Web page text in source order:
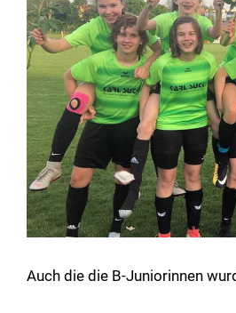
Auch die die B-Juniorinnen